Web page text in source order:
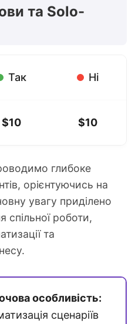
та Solo-
Так Ні
$10 $10
глибоке
орієнтуючись на
увагу приділено
роботи,
та
особливість:
сценаріїв